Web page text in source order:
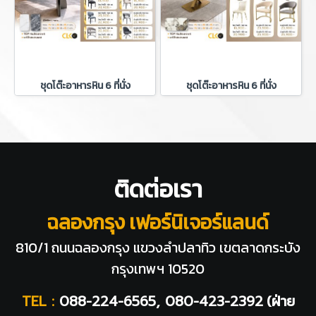
ชุดโต๊ะอาหารหิน 6 ที่นั่ง ชุดโต๊ะอาหารหิน 6 ที่นั่ง
ติดต่อเรา
ฉลองกรุง เฟอร์นิเจอร์แลนด์
810/1 ถนนฉลองกรุง แขวงลำปลาทิว เขตลาดกระบัง
กรุงเทพฯ 10520
TEL : 088-224-6565, 080-423-2392 (ฝ่าย